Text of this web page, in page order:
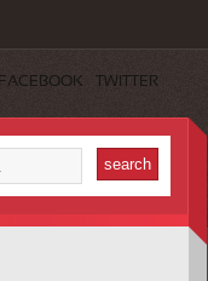
FACEBOOK TWITTER